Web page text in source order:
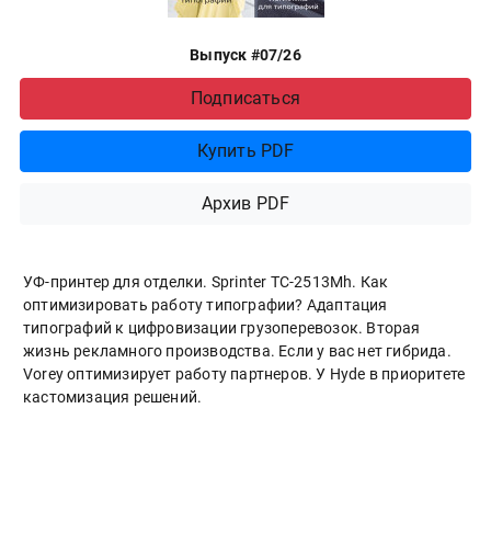
Выпуск #07/26
Подписаться
Купить PDF
Архив PDF
УФ-принтер для отделки. Sprinter ТС-2513Mh. Как
оптимизировать работу типографии? Адаптация
типографий к цифровизации грузоперевозок. Вторая
жизнь рекламного производства. Если у вас нет гибрида.
Vorey оптимизирует работу партнеров. У Hyde в приоритете
кастомизация решений.